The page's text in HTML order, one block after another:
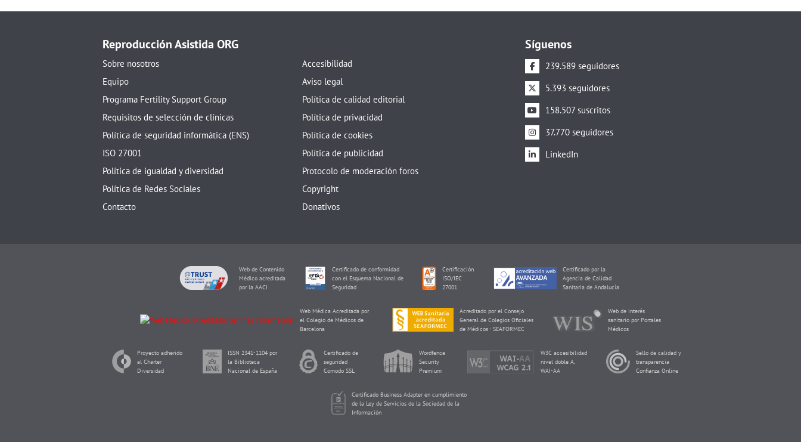
Reproducción Asistida ORG
Sobre nosotros
Equipo
Programa Fertility Support Group
Requisitos de selección de clínicas
Política de seguridad informática (ENS)
ISO 27001
Política de igualdad y diversidad
Política de Redes Sociales
Contacto
Accesibilidad
Aviso legal
Política de calidad editorial
Política de privacidad
Política de cookies
Política de publicidad
Protocolo de moderación foros
Copyright
Donativos
Síguenos
239.589 seguidores
5.393 seguidores
158.507 suscritos
37.770 seguidores
LinkedIn
Web de Contenido
Médico acreditada
por la AACI
Certificado de conformidad
con el Esquema Nacional de
Seguridad
Certificación
ISO/IEC
27001
Certificado por la
Agencia de Calidad
Sanitaria de Andalucía
Web Médica Acreditada por
el Colegio de Médicos de
Barcelona
Acreditado por el Consejo
General de Colegios Oficiales
de Médicos - SEAFORMEC
Web de interés
sanitario por Portales
Médicos
Proyecto adherido
al Charter
Diversidad
ISSN 2341-1104 por
la Biblioteca
Nacional de España
Certificado de
seguridad
Comodo SSL
Wordfence
Security
Premium
W3C accesibilidad
nivel doble A,
WAI-AA
Sello de calidad y
transparencia
Confianza Online
Certificado Business Adapter en cumplimiento
de la Ley de Servicios de la Sociedad de la
Información